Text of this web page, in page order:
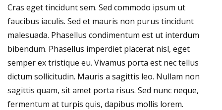
Cras eget tincidunt sem. Sed commodo ipsum ut
faucibus iaculis. Sed et mauris non purus tincidunt
malesuada. Phasellus condimentum est ut interdum
bibendum. Phasellus imperdiet placerat nisl, eget
semper ex tristique eu. Vivamus porta est nec tellus
dictum sollicitudin. Mauris a sagittis leo. Nullam non
sagittis quam, sit amet porta risus. Sed nunc neque,
fermentum at turpis quis, dapibus mollis lorem.